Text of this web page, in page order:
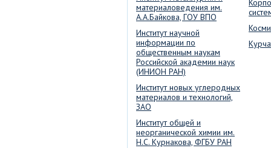
материаловедения им.
А.А.Байкова, ГОУ ВПО
Институт научной
информации по
общественным наукам
Российской академии наук
(ИНИОН РАН)
Институт новых углеродных
материалов и технологий,
ЗАО
Институт общей и
неорганической химии им.
Н.С. Курнакова, ФГБУ РАН